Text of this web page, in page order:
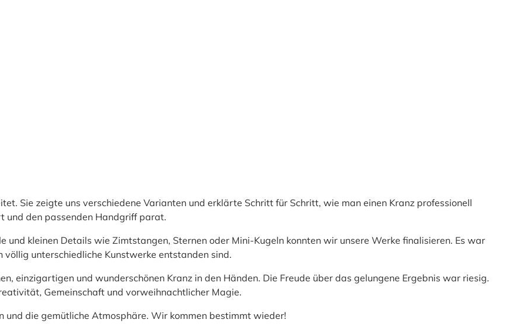
Sie zeigte uns verschiedene Varianten und erklärte Schritt für Schritt, wie man einen Kranz professionell
und den passenden Handgriff parat.
und kleinen Details wie Zimtstangen, Sternen oder Mini-Kugeln konnten wir unsere Werke finalisieren. Es war
unterschiedliche Kunstwerke entstanden sind.
einzigartigen und wunderschönen Kranz in den Händen. Die Freude über das gelungene Ergebnis war riesig.
Gemeinschaft und vorweihnachtlicher Magie.
und die gemütliche Atmosphäre. Wir kommen bestimmt wieder!